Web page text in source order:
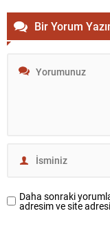
Bir Yorum
Daha sonraki
adresim ve site